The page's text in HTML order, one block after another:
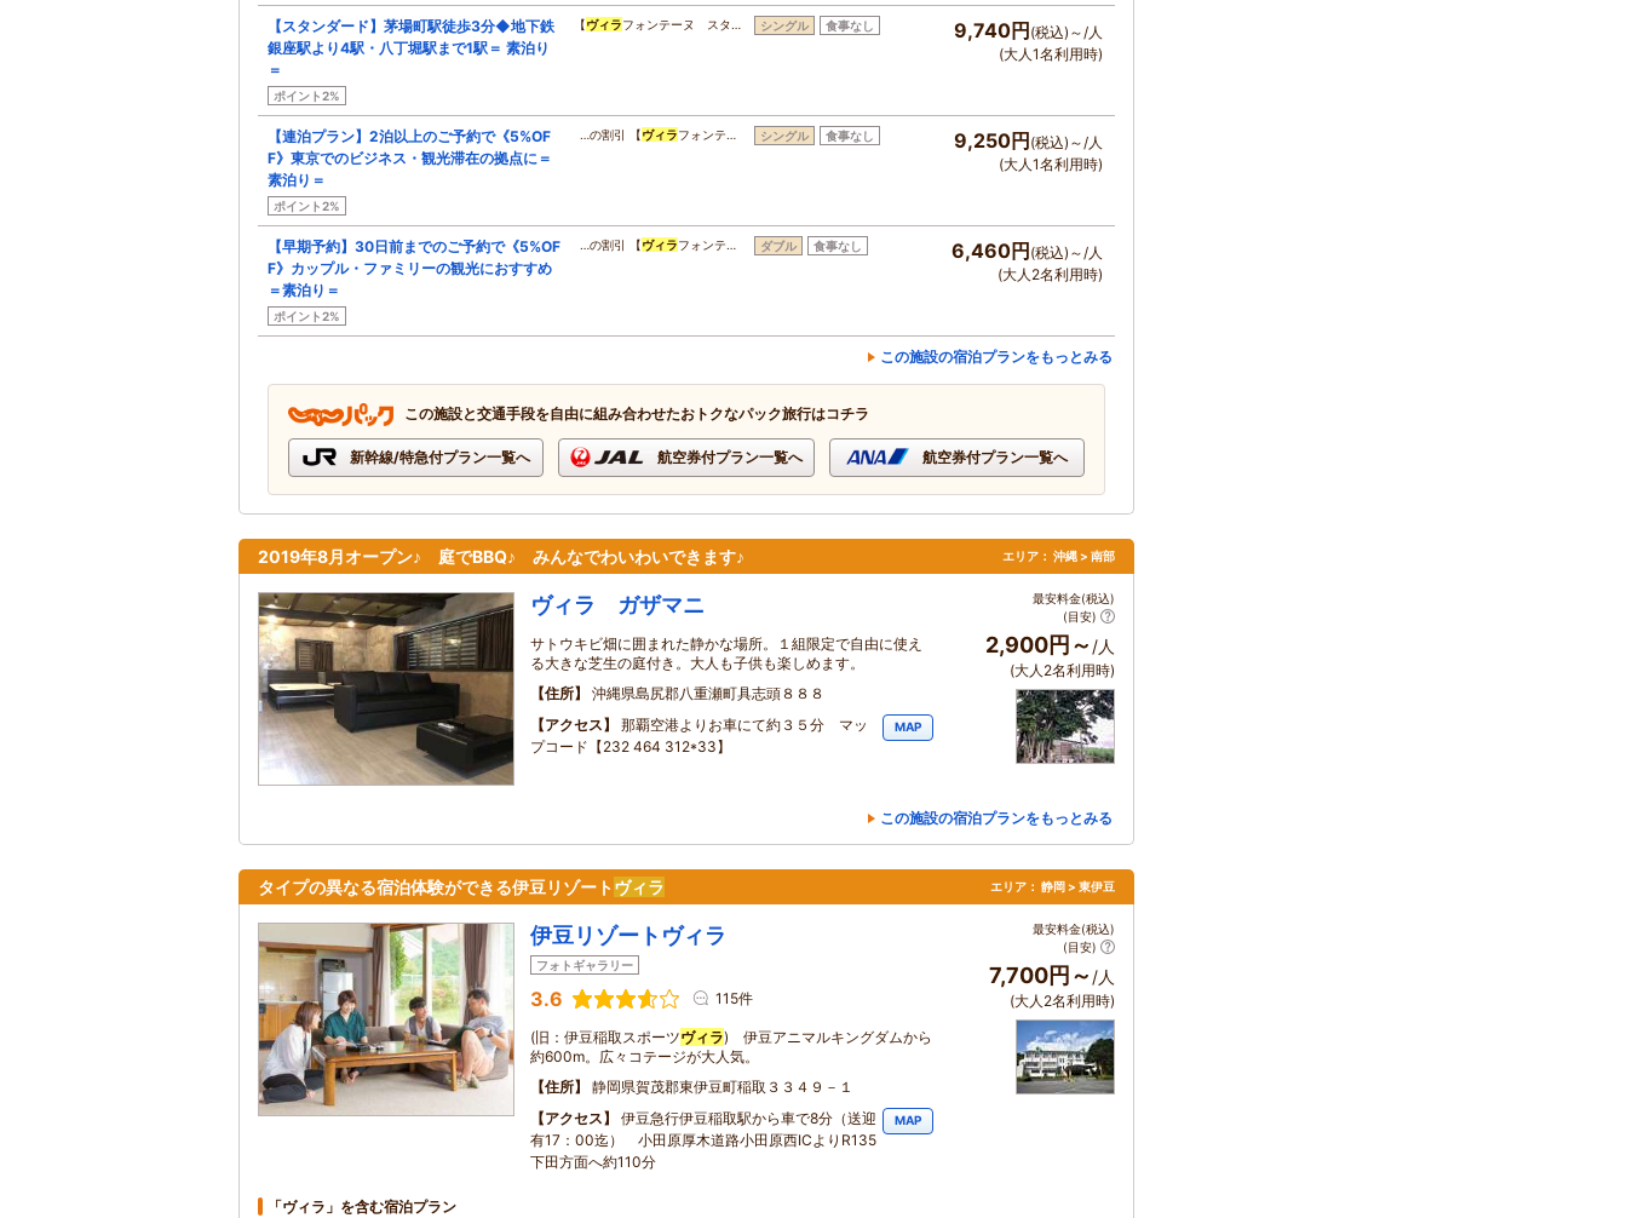
【スタンダード】茅場町駅徒歩3分◆地下鉄
銀座駅より4駅・八丁堀駅まで1駅＝ 素泊り
＝
ポイント2%
【ヴィラフォンテーヌ スタ… シングル 食事なし 9,740円 (税込)～/人
(大人1名利用時)
【連泊プラン】2泊以上のご予約で《5%OF
F》東京でのビジネス・観光滞在の拠点に＝
素泊り＝
ポイント2%
…の割引 【ヴィラフォンテ… シングル 食事なし 9,250円 (税込)～/人
(大人1名利用時)
【早期予約】30日前までのご予約で《5%OF
F》カップル・ファミリーの観光におすすめ
＝素泊り＝
ポイント2%
…の割引 【ヴィラフォンテ… ダブル 食事なし 6,460円 (税込)～/人
(大人2名利用時)
この施設の宿泊プランをもっとみる
この施設と交通手段を自由に組み合わせたおトクなパック旅行はコチラ
新幹線/特急付プラン一覧へ 航空券付プラン一覧へ 航空券付プラン一覧へ
2019年8月オープン♪ 庭でBBQ♪ みんなでわいわいできます♪ エリア： 沖縄 > 南部
ヴィラ ガザマニ
サトウキビ畑に囲まれた静かな場所。１組限定で自由に使え
る大きな芝生の庭付き。大人も子供も楽しめます。
住所
沖縄県島尻郡八重瀬町具志頭８８８
アクセス
那覇空港よりお車にて約３５分 マッ
プコード【232 464 312*33】
MAP
最安料金(税込)
(目安)
2,900円～ /人
(大人2名利用時)
この施設の宿泊プランをもっとみる
タイプの異なる宿泊体験ができる伊豆リゾートヴィラ エリア： 静岡 > 東伊豆
伊豆リゾートヴィラ
フォトギャラリー
3.6 115件
(旧：伊豆稲取スポーツヴィラ) 伊豆アニマルキングダムから
約600m。広々コテージが大人気。
住所
静岡県賀茂郡東伊豆町稲取３３４９－１
アクセス
伊豆急行伊豆稲取駅から車で8分（送迎
有17：00迄） 小田原厚木道路小田原西ICよりR135
下田方面へ約110分
MAP
最安料金(税込)
(目安)
7,700円～ /人
(大人2名利用時)
「ヴィラ」を含む宿泊プラン